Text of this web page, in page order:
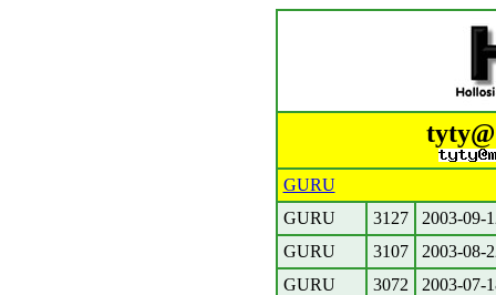
GURU
GURU
3127
2003-09-
GURU
3107
2003-08-
GURU
3072
2003-07-